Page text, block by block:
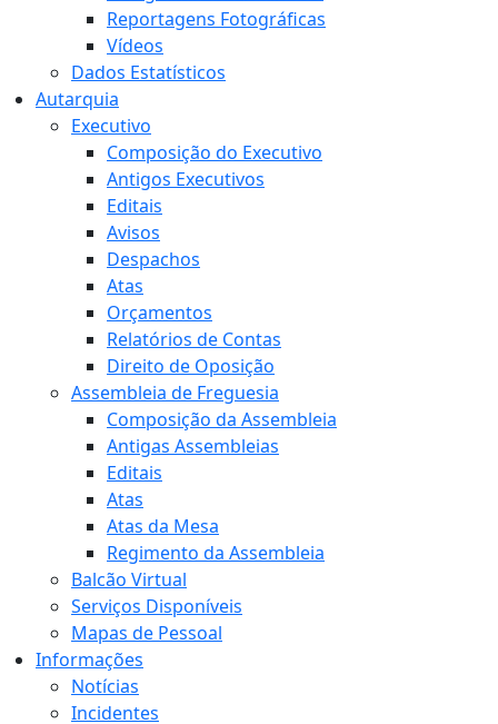
Reportagens Fotográficas
Vídeos
Dados Estatísticos
Autarquia
Executivo
Composição do Executivo
Antigos Executivos
Editais
Avisos
Despachos
Atas
Orçamentos
Relatórios de Contas
Direito de Oposição
Assembleia de Freguesia
Composição da Assembleia
Antigas Assembleias
Editais
Atas
Atas da Mesa
Regimento da Assembleia
Balcão Virtual
Serviços Disponíveis
Mapas de Pessoal
Informações
Notícias
Incidentes